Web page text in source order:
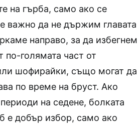
на гърба, само ако се
важно да не държим главата
направо, за да избегнем
по-голямата част от
шофирайки, също могат да
по време на бруст. Ако
на седене, болката
е добър избор, само ако